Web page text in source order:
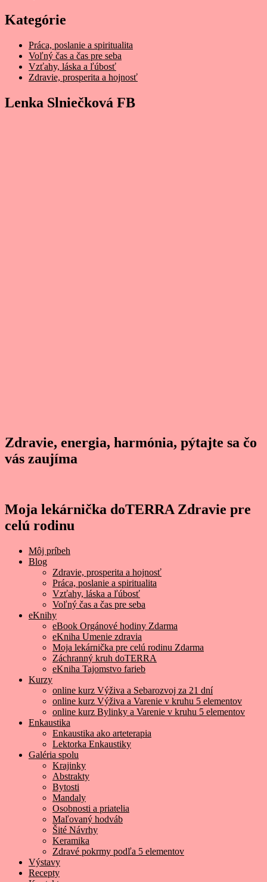
Kategórie
Práca, poslanie a spiritualita
Voľný čas a čas pre seba
Vzťahy, láska a ľúbosť
Zdravie, prosperita a hojnosť
Lenka Slniečková FB
Zdravie, energia, harmónia, pýtajte sa čo
vás zaujíma
Moja lekárnička doTERRA Zdravie pre
celú rodinu
Môj príbeh
Blog
Zdravie, prosperita a hojnosť
Práca, poslanie a spiritualita
Vzťahy, láska a ľúbosť
Voľný čas a čas pre seba
eKnihy
eBook Orgánové hodiny Zdarma
eKniha Umenie zdravia
Moja lekárnička pre celú rodinu Zdarma
Záchranný kruh doTERRA
eKniha Tajomstvo farieb
Kurzy
online kurz Výživa a Sebarozvoj za 21 dní
online kurz Výživa a Varenie v kruhu 5 elementov
online kurz Bylinky a Varenie v kruhu 5 elementov
Enkaustika
Enkaustika ako arteterapia
Lektorka Enkaustiky
Galéria spolu
Krajinky
Abstrakty
Bytosti
Mandaly
Osobnosti a priatelia
Maľovaný hodváb
Šité Návrhy
Keramika
Zdravé pokrmy podľa 5 elementov
Výstavy
Recepty